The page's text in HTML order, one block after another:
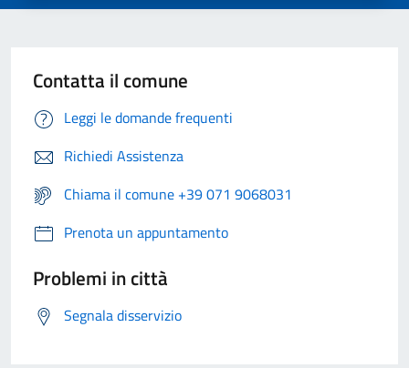
Contatta il comune
Leggi le domande frequenti
Richiedi Assistenza
Chiama il comune +39 071 9068031
Prenota un appuntamento
Problemi in città
Segnala disservizio